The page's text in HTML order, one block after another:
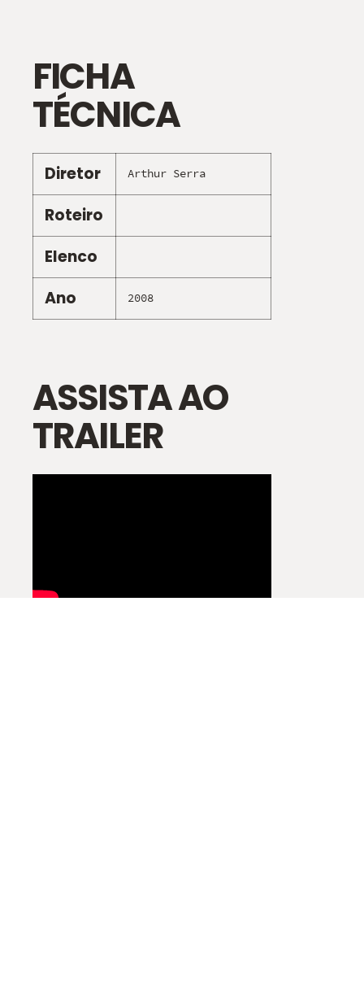
FICHA
TÉCNICA
Diretor Arthur Serra
Roteiro
Elenco
Ano
2008
ASSISTA AO
TRAILER